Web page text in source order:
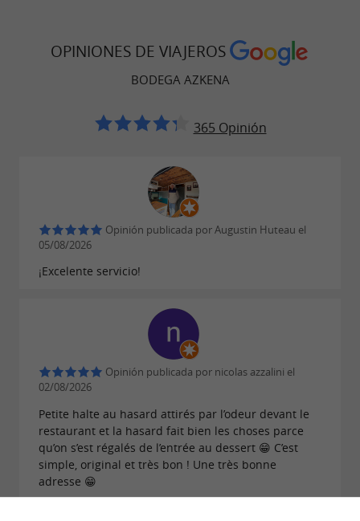
OPINIONES DE VIAJEROS
BODEGA AZKENA
365 Opinión
Opinión publicada por Augustin Huteau el
05/08/2026
¡Excelente servicio!
Opinión publicada por nicolas azzalini el
02/08/2026
Petite halte au hasard attirés par l’odeur devant le
restaurant et la hasard fait bien les choses parce
qu’on s’est régalés de l’entrée au dessert 😁 C’est
simple, original et très bon ! Une très bonne
adresse 😁